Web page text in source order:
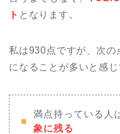
ト となります。
私は930点ですが、次の
になることが多いと感じ
満点持っている人
象に残る